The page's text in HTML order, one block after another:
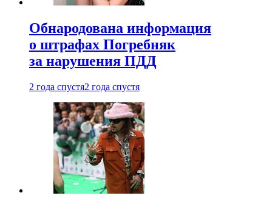
Обнародована информация
о штрафах Погребняк
за нарушения ПДД
2 года спустя2 года спустя